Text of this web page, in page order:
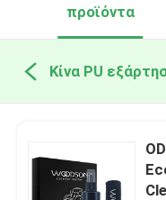
προϊόντα
Κίνα PU